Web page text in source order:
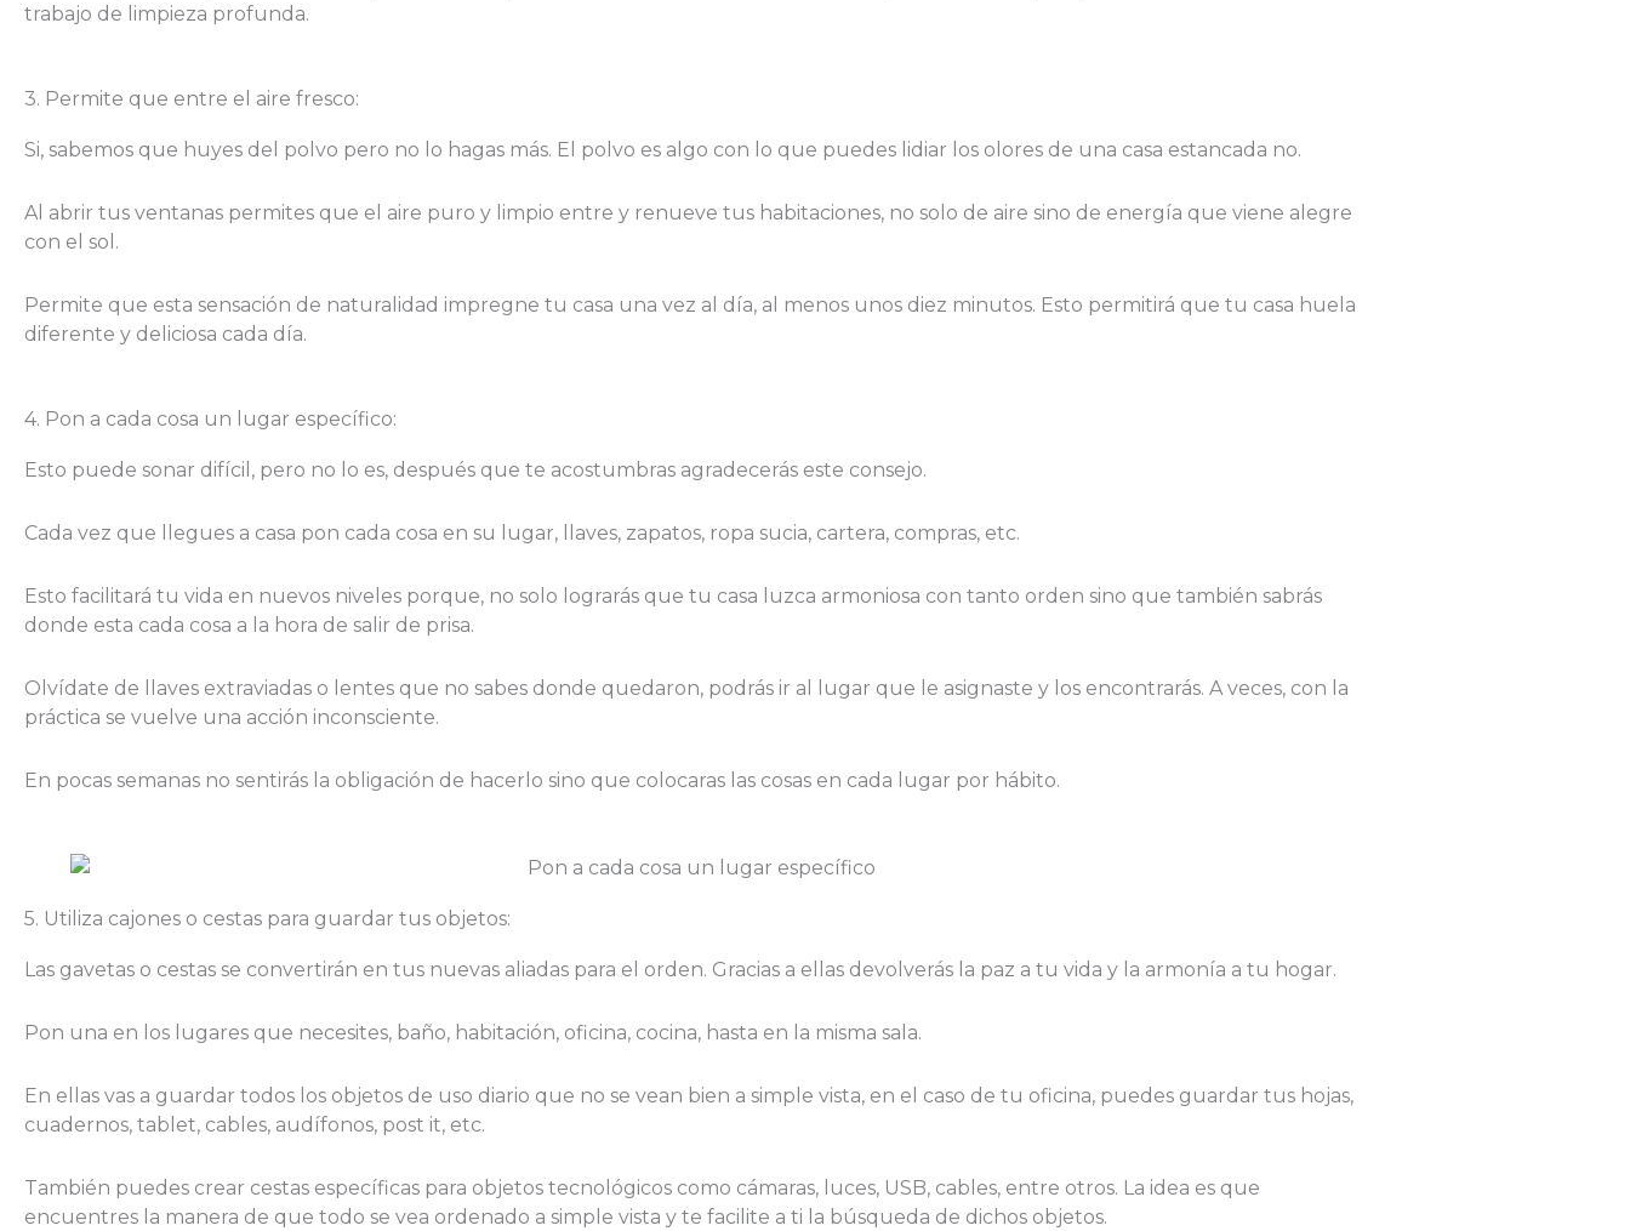
trabajo de limpieza profunda.
3. Permite que entre el aire fresco:
Si, sabemos que huyes del polvo pero no lo hagas más. El polvo es algo con lo que puedes lidiar los olores de una casa estancada no.
Al abrir tus ventanas permites que el aire puro y limpio entre y renueve tus habitaciones, no solo de aire sino de energía que viene alegre
con el sol.
Permite que esta sensación de naturalidad impregne tu casa una vez al día, al menos unos diez minutos. Esto permitirá que tu casa huela
diferente y deliciosa cada día.
4. Pon a cada cosa un lugar específico:
Esto puede sonar difícil, pero no lo es, después que te acostumbras agradecerás este consejo.
Cada vez que llegues a casa pon cada cosa en su lugar, llaves, zapatos, ropa sucia, cartera, compras, etc.
Esto facilitará tu vida en nuevos niveles porque, no solo lograrás que tu casa luzca armoniosa con tanto orden sino que también sabrás
donde esta cada cosa a la hora de salir de prisa.
Olvídate de llaves extraviadas o lentes que no sabes donde quedaron, podrás ir al lugar que le asignaste y los encontrarás. A veces, con la
práctica se vuelve una acción inconsciente.
En pocas semanas no sentirás la obligación de hacerlo sino que colocaras las cosas en cada lugar por hábito.
5. Utiliza cajones o cestas para guardar tus objetos:
Las gavetas o cestas se convertirán en tus nuevas aliadas para el orden. Gracias a ellas devolverás la paz a tu vida y la armonía a tu hogar.
Pon una en los lugares que necesites, baño, habitación, oficina, cocina, hasta en la misma sala.
En ellas vas a guardar todos los objetos de uso diario que no se vean bien a simple vista, en el caso de tu oficina, puedes guardar tus hojas,
cuadernos, tablet, cables, audífonos, post it, etc.
También puedes crear cestas específicas para objetos tecnológicos como cámaras, luces, USB, cables, entre otros. La idea es que
encuentres la manera de que todo se vea ordenado a simple vista y te facilite a ti la búsqueda de dichos objetos.